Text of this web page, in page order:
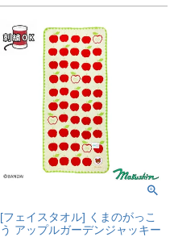
[フェイスタオル] くまのがっこ
う アップルガーデンジャッキー